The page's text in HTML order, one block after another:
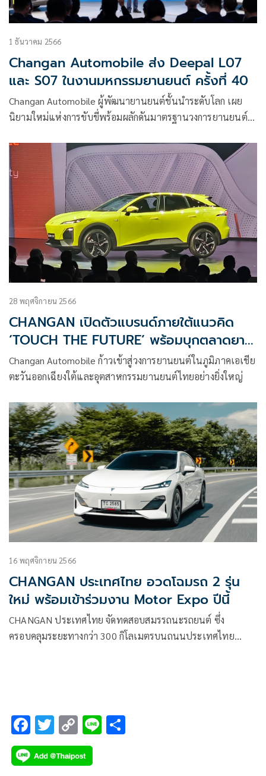
1 ธันวาคม 2566
Changan Automobile ส่ง Deepal L07
และ S07 ในงานมหกรรมยานยนต์ ครั้งที่ 40
Changan Automobile ผู้พัฒนายานยนต์ชั้นนำระดับโลก เผย
นิยามใหม่แห่งการขับขี่พร้อมผลักดันมาตรฐานวงการยานยนต์
28 พฤศจิกายน 2566
CHANGAN เปิดตัวแบรนด์ภายใต้แนวคิด
‘TOUCH THE FUTURE’ พร้อมบุกตลาดยาน
ยนต์ไฟฟ้าไทย
Changan Automobile ก้าวเข้าสู่วงการยานยนต์ในภูมิภาคเอเชีย
ตะวันออกเฉียงใต้และอุตสาหกรรมยานยนต์ไทยอย่างยิ่งใหญ่
16 พฤศจิกายน 2566
CHANGAN ประเทศไทย อวดโฉมรถ 2 รุ่น
ใหม่ พร้อมเข้าร่วมงาน Motor Expo ปีนี้
CHANGAN ประเทศไทย จัดทดสอบสมรรถนะรถยนต์ ซึ่ง
ครอบคลุมระยะทางกว่า 300 กิโลเมตรบนถนนประเทศไทย
F
ac
e
T
wi
tt
C
o
p
Li